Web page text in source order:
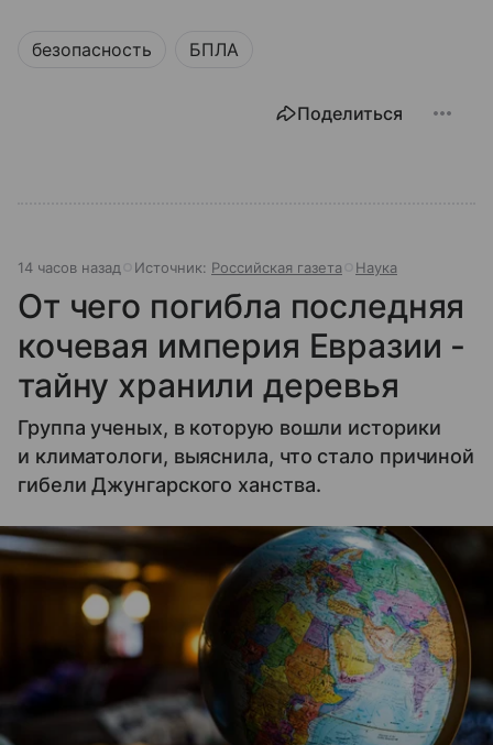
безопасность БПЛА
Поделиться
14 часов назад Источник: Российская газета Наука
От чего погибла последняя
кочевая империя Евразии -
тайну хранили деревья
Группа ученых, в которую вошли историки
и климатологи, выяснила, что стало причиной
гибели Джунгарского ханства.